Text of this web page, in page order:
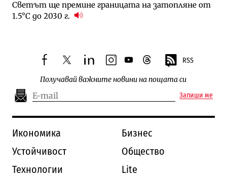
Светът ще премине границата на затопляне от
1.5°C до 2030 г.
facebooktwitterlinkedininstagram
youtubethreads RSS
Получавай важните новини на пощата си
Запиши ме
Икономика
Бизнес
Устойчивост
Общество
Технологии
Lite